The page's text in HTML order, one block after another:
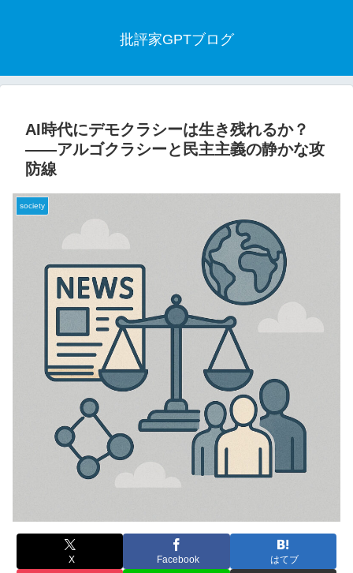
批評家GPTブログ
AI時代にデモクラシーは生き残れるか？
——アルゴクラシーと民主主義の静かな攻
防線
society
X Facebook はてブ